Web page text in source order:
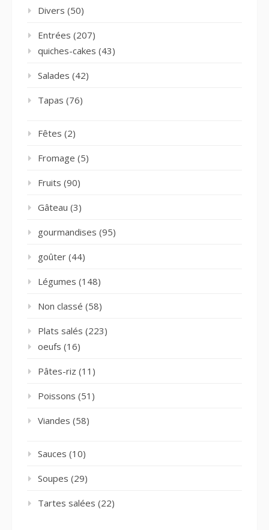
Divers (50)
Entrées (207)
quiches-cakes (43)
Salades (42)
Tapas (76)
Fêtes (2)
Fromage (5)
Fruits (90)
Gâteau (3)
gourmandises (95)
goûter (44)
Légumes (148)
Non classé (58)
Plats salés (223)
oeufs (16)
Pâtes-riz (11)
Poissons (51)
Viandes (58)
Sauces (10)
Soupes (29)
Tartes salées (22)